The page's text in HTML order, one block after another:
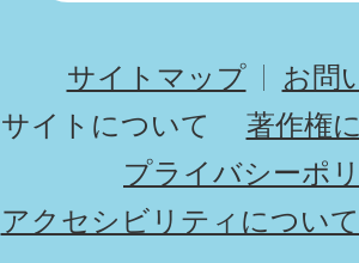
サイトマップ
お問
イトについて
著作権
プライバシーポ
アクセシビリティについて